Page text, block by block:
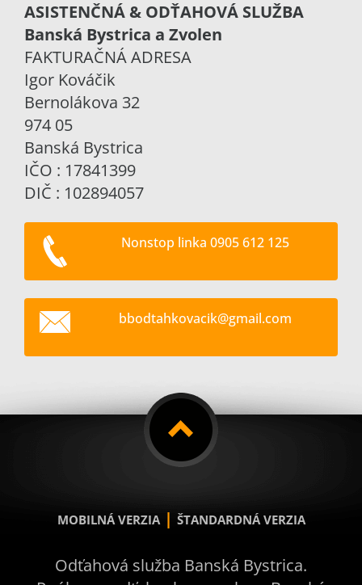
ASISTENČNÁ & ODŤAHOVÁ SLUŽBA
Banská Bystrica a Zvolen
FAKTURAČNÁ ADRESA
Igor Kováčik
Bernolákova 32
974 05
Banská Bystrica
IČO : 17841399
DIČ : 102894057
Nonstop linka 0905 612 125
bbodtahkovacik@gmail.com
MOBILNÁ VERZIA | ŠTANDARDNÁ VERZIA
Odťahová služba Banská Bystrica.